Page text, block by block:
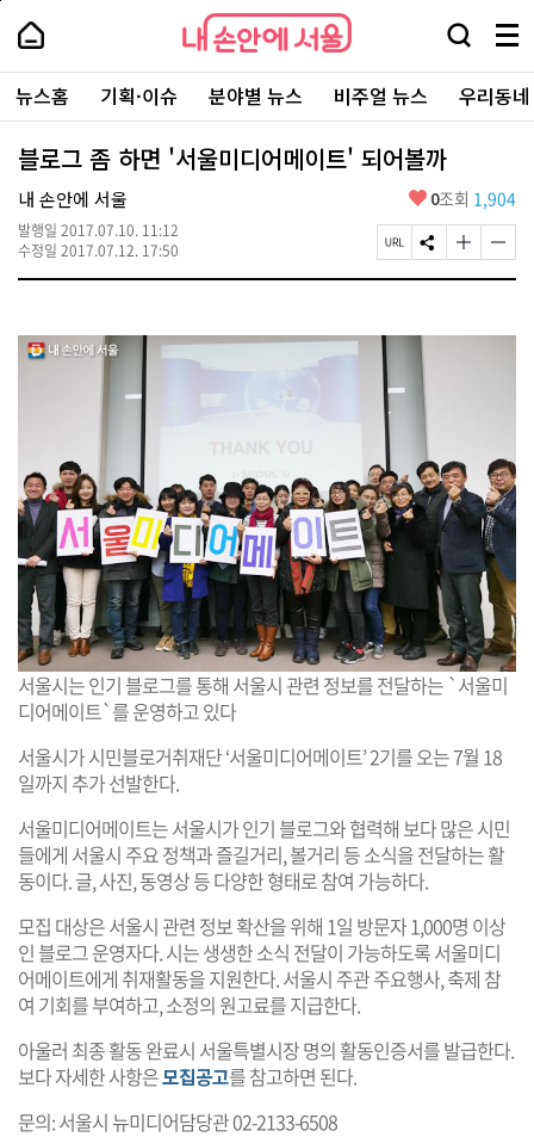
본
로
가
내
손
안
에
서
울
-
서
울
시
대
표
소
털
내
손
에
울
검
창
열
기
메
뉴
전
체
보
주
요
서
뉴스홈 기획·이슈 분야별 뉴스 비주얼 뉴스 우리동
블로그 좀 하면 '서울미디어메이트' 되어볼까
내 손안에 서울
발행일 2017.07.10. 11:12
수정일 2017.07.12. 17:50
좋
요
0조회 1,904
페
이
R
사
S
N
유
글
자
크
글
자
작
서울시는 인기 블로그를 통해 서울시 관련 정보를 전달하는 `서울미
디어메이트`를 운영하고 있다
서울시가 시민블로거취재단 ‘서울미디어메이트’ 2기를 오는 7월 18
일까지 추가 선발한다.
서울미디어메이트는 서울시가 인기 블로그와 협력해 보다 많은 시민
들에게 서울시 주요 정책과 즐길거리, 볼거리 등 소식을 전달하는 활
동이다. 글, 사진, 동영상 등 다양한 형태로 참여 가능하다.
모집 대상은 서울시 관련 정보 확산을 위해 1일 방문자 1,000명 이상
인 블로그 운영자다. 시는 생생한 소식 전달이 가능하도록 서울미디
어메이트에게 취재활동을 지원한다. 서울시 주관 주요행사, 축제 참
여 기회를 부여하고, 소정의 원고료를 지급한다.
아울러 최종 활동 완료시 서울특별시장 명의 활동인증서를 발급한다.
보다 자세한 사항은모집공고를 참고하면 된다.
문의: 서울시 뉴미디어담당관 02-2133-6508
페
상
단
로